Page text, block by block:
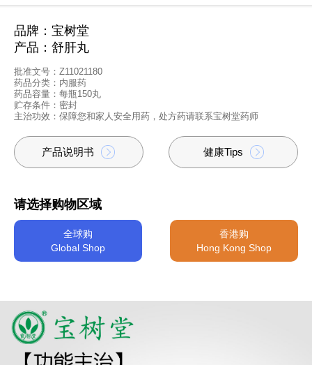
品牌：宝树堂
产品：舒肝丸
批准文号：Z11021180
药品分类：内服药
药品容量：每瓶150丸
贮存条件：密封
主治功效：保障您和家人安全用药，处方药请联系宝树堂药师
产品说明书 健康Tips
请选择购物区域
全球购
Global Shop
香港购
Hong Kong Shop